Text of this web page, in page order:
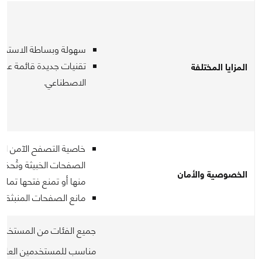
المزايا المختلفة
سهولة وبساطة
تقنيات جديدة قائمة
الاصطناعي.
الخصوصية والأمان
خاصية التصفح الآمن
الصفحات الخبيثة
منها أو تمنع فتحها
مانع الصفحات المنبثقة.
جميع الفئات من
مناسب للمستخدمين